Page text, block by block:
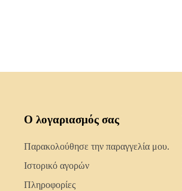
Ο λογαριασμός σας
Παρακολούθησε την παραγγελία μου.
Ιστορικό αγορών
Πληροφορίες